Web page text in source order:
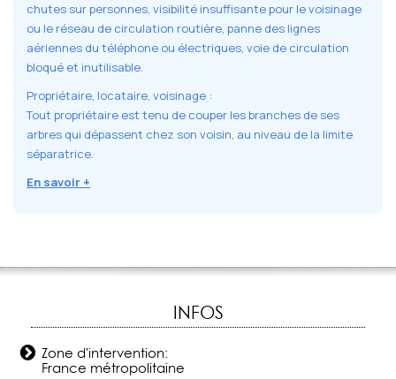
chutes sur personnes, visibilité insuffisante pour le voisinage
ou le réseau de circulation routière, panne des lignes
aériennes du téléphone ou électriques, voie de circulation
bloqué et inutilisable.
Propriétaire, locataire, voisinage :
Tout propriétaire est tenu de couper les branches de ses
arbres qui dépassent chez son voisin, au niveau de la limite
séparatrice.
En savoir +
INFOS
Zone d'intervention:
France métropolitaine